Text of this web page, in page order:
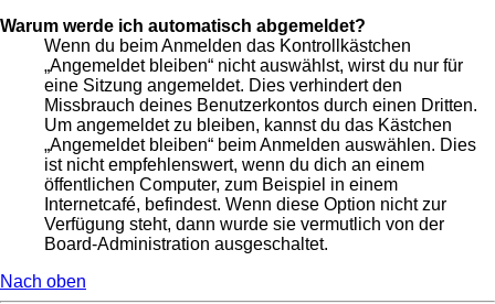
Warum werde ich automatisch abgemeldet?
Wenn du beim Anmelden das Kontrollkästchen
„Angemeldet bleiben“ nicht auswählst, wirst du nur für
eine Sitzung angemeldet. Dies verhindert den
Missbrauch deines Benutzerkontos durch einen Dritten.
Um angemeldet zu bleiben, kannst du das Kästchen
„Angemeldet bleiben“ beim Anmelden auswählen. Dies
ist nicht empfehlenswert, wenn du dich an einem
öffentlichen Computer, zum Beispiel in einem
Internetcafé, befindest. Wenn diese Option nicht zur
Verfügung steht, dann wurde sie vermutlich von der
Board-Administration ausgeschaltet.
Nach oben